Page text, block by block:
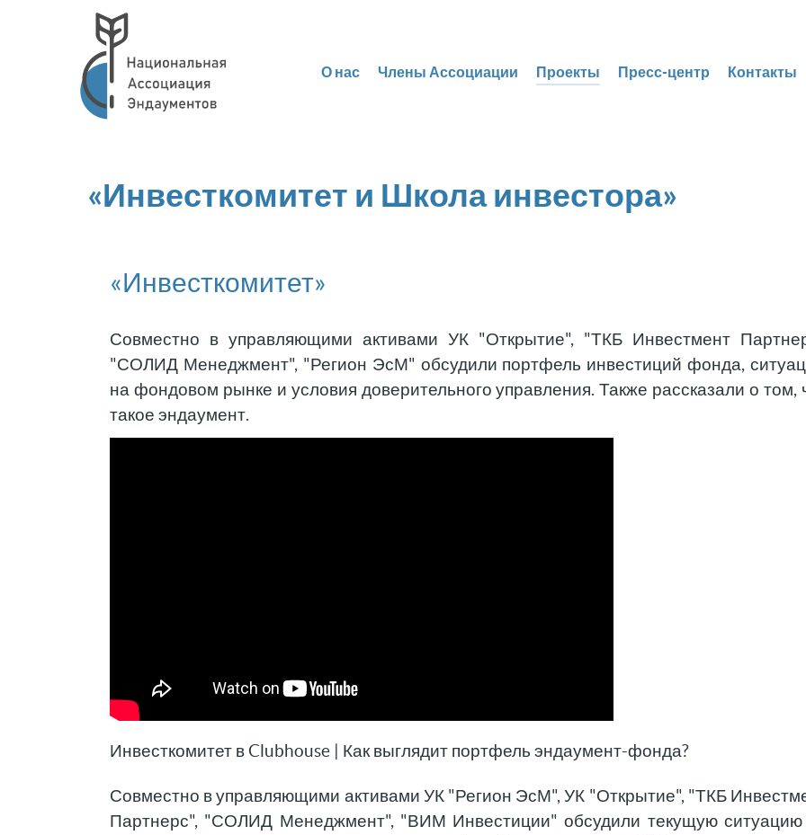
О нас Члены Ассоциации Проекты Пресс-центр Контакты
«Инвесткомитет и Школа инвестора»
«Инвесткомитет»
Совместно в управляющими активами УК "Открытие", "ТКБ Инвестмент
"СОЛИД Менеджмент", "Регион ЭсМ" обсудили портфель инвестиций фонда,
на фондовом рынке и условия доверительного управления. Также рассказали о том,
такое эндаумент.
Инвесткомитет в Clubhouse | Как выглядит портфель эндаумент-фонда?
Совместно в управляющими активами УК "Регион ЭсМ", УК "Открытие", "ТКБ
Партнерс", "СОЛИД Менеджмент", "ВИМ Инвестиции" обсудили текущую